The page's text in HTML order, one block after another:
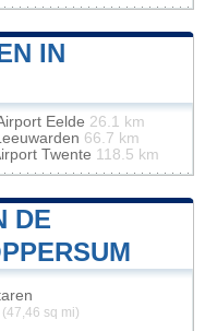
IN
Eelde 26.1 km
66.7 km
Twente 118.5 km
DE
(47,46 sq mi)